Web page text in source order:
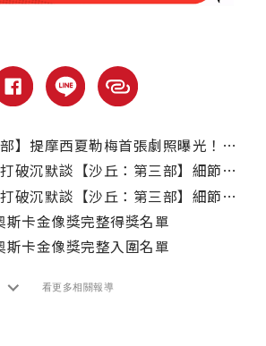
西夏勒梅首張劇照曝光！加碼角色個人海報搶先看
談【沙丘：第三部】細節，他比以往兩部都更認真？
談【沙丘：第三部】細節，他比以往兩部都更認真？
斯卡金像獎完整得獎名單
斯卡金像獎完整入圍名單
看更多相關報導